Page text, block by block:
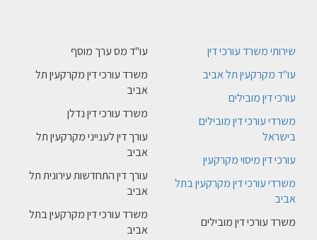
שירותי משרד עורכי דין
עו"ד מקרקעין תל אביב
עורכי דין מובילים
משרדי עורכי דין מובילים
בישראל
עורכי דין מיסוי מקרקעין
משרדי עורכי דין מקרקעין בתל
אביב
משרד עורכי דין מובילים
עו"ד מס ערך מוסף
משרד עורכי דין מקרקעין תל
אביב
משרד עורכי דין נדלן
עורך דין לענייני מקרקעין תל
אביב
עורך דין התחדשות עירונית תל
אביב
משרד עורכי דין מקרקעין בתל
אביב